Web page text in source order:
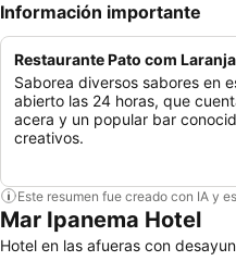
Información importante
Restaurante Pato com Laranja
Saborea diversos sabores en
abierto las 24 horas, que
acera y un popular bar
creativos.
Este resumen fue creado con IA y
Mar Ipanema Hotel
Hotel en las afueras con